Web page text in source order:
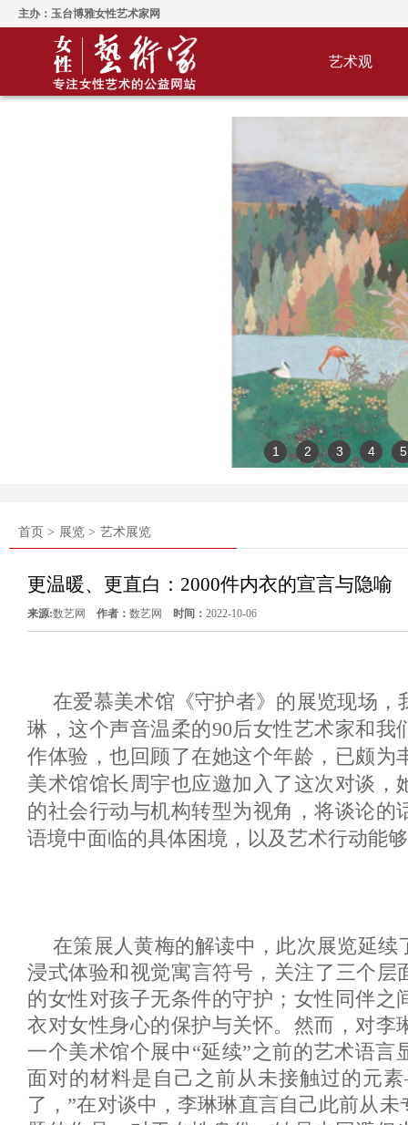
主办：玉台博雅女性艺术家网
艺术观
1 2 3 4 5
首页 > 展览 > 艺术展览
更温暖、更直白：2000件内衣的宣言与隐喻
来源:数艺网 作者： 数艺网 时间： 2022-10-06
在爱慕美术馆《守护者》的展览现场，
琳，这个声音温柔的90后女性艺术家和我
作体验，也回顾了在她这个年龄，已颇为
美术馆馆长周宇也应邀加入了这次对谈，
的社会行动与机构转型为视角，将谈论的
语境中面临的具体困境，以及艺术行动能
在策展人黄梅的解读中，此次展览延续
浸式体验和视觉寓言符号，关注了三个层
的女性对孩子无条件的守护；女性同伴之
衣对女性身心的保护与关怀。然而，对李
一个美术馆个展中“延续”之前的艺术语言
面对的材料是自己之前从未接触过的元
了，”在对谈中，李琳琳直言自己此前从